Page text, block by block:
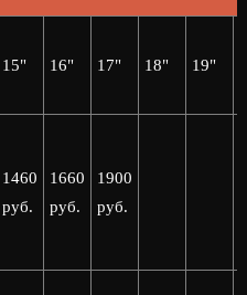
15" 16" 17" 18" 19"
1460
руб.
1660
руб.
1900
руб.